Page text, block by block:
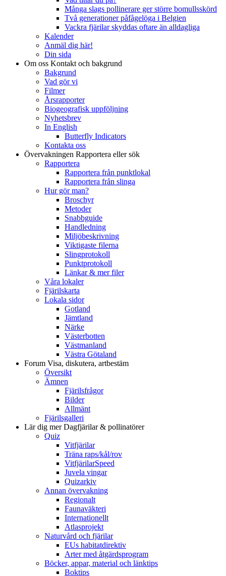
Många slags pollinerare ger större bomullsskörd
Två generationer påfågelöga i Belgien
Vackra fjärilar skyddas oftare än alldagliga
Kalender
Anmäl dig här!
Din sida
Om oss Kontakt och bakgrund
Bakgrund
Vad gör vi
Filmer
Årsrapporter
Biogeografisk uppföljning
Nyhetsbrev
In English
Butterfly Indicators
Kontakta oss
Övervakningen Rapportera eller sök
Rapportera
Rapportera från punktlokal
Rapportera från slinga
Hur gör man?
Broschyr
Metoder
Snabbguide
Handledning
Miljöbeskrivning
Viktigaste filerna
Slingprotokoll
Punktprotokoll
Länkar & mer filer
Våra lokaler
Fjärilskarta
Lokala sidor
Gotland
Jämtland
Närke
Västerbotten
Västmanland
Västra Götaland
Forum Visa, diskutera, artbestäm
Översikt
Ämnen
Fjärilsfrågor
Bilder
Allmänt
Fjärilsgalleri
Lär dig merDagfjärilar & pollinatörer
Quiz
Vitfjärilar
Träna raps/kål/rov
VitfjärilarSpeed
Juvela vingar
Quizarkiv
Annan övervakning
Regionalt
Faunaväkteri
Internationellt
Atlasprojekt
Naturvård och fjärilar
EUs habitatdirektiv
Arter med åtgärdsprogram
Böcker, appar, material och länktips
Boktips